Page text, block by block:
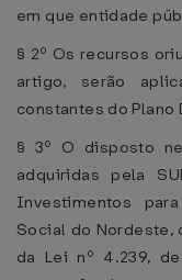
em que entidade
§ 2º Os recursos
artigo, serão
constantes do Plano
§ 3º O disposto
adquiridas pela
Investimentos
Social do Nordeste,
da Lei nº 4.239,